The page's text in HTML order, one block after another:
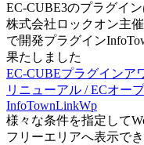
EC-CUBE3のプラグイ
株式会社ロックオン主
で開発プラグイン
果たしました
EC-CUBEプラグインア
リニューアル / ECオー
InfoTownLinkWp
様々な条件を指定して
フリーエリアへ表示でき